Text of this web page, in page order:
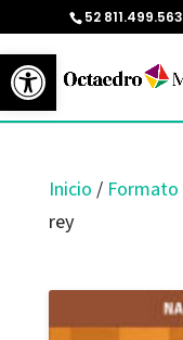
Abrir barra de
52
Inicio / Formato
rey